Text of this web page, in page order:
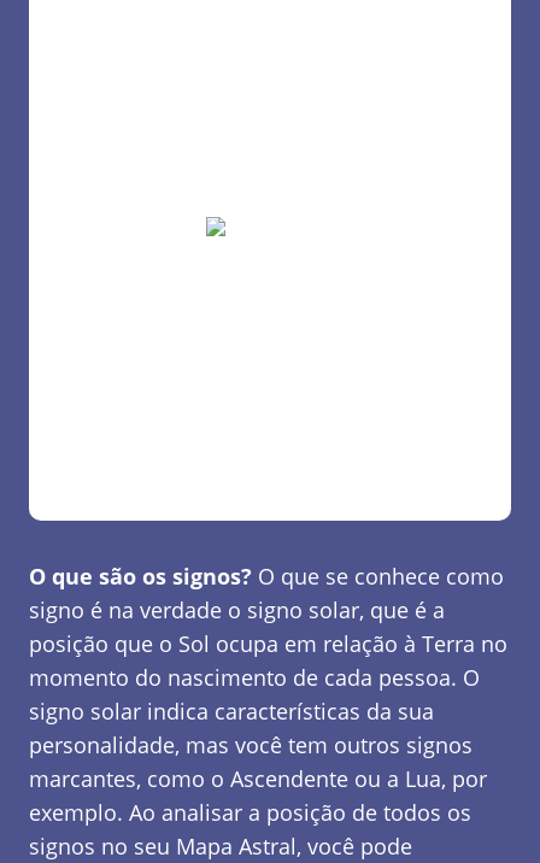
O que são os signos? O que se conhece como
signo é na verdade o signo solar, que é a
posição que o Sol ocupa em relação à Terra no
momento do nascimento de cada pessoa. O
signo solar indica características da sua
personalidade, mas você tem outros signos
marcantes, como o Ascendente ou a Lua, por
exemplo. Ao analisar a posição de todos os
signos no seu Mapa Astral, você pode